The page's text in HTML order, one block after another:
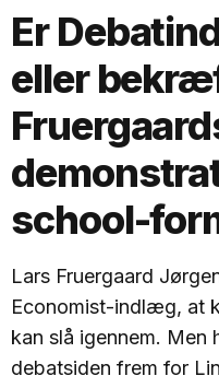
Er
eller
school-
Lars Fruergaard
Economist-indlæg, at
kan slå igennem.
debatsiden frem for